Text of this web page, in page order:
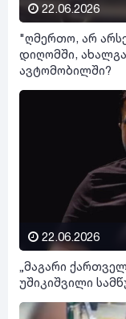
22.06.2026
"ღმერთო, არ
დიღომში,
ავტომობილში?
22.06.2026
„მაგარი
უშიკიშვილი